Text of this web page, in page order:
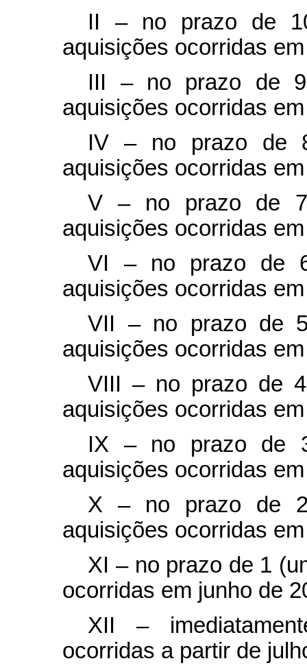
II – no prazo de
aquisições ocorridas
III – no prazo de
aquisições ocorridas
IV – no prazo de
aquisições ocorridas
V – no prazo de
aquisições ocorridas
VI – no prazo de
aquisições ocorridas
VII – no prazo de
aquisições ocorridas
VIII – no prazo de
aquisições ocorridas
IX – no prazo de
aquisições ocorridas
X – no prazo de
aquisições ocorridas
XI – no prazo de 1
ocorridas em junho de
XII –
ocorridas a partir de